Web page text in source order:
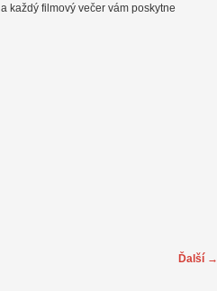
každý filmový večer vám poskytne
Ďalší →